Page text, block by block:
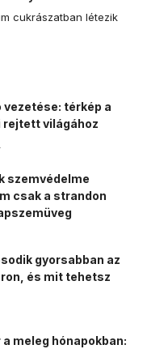
cukrászatban létezik
vezetése: térkép a
világához
szemvédelme
csak a strandon
gyorsabban az
és mit tehetsz
a meleg hónapokban: